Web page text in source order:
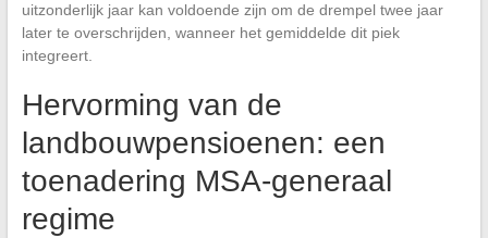
uitzonderlijk jaar kan voldoende zijn om de drempel twee jaar
later te overschrijden, wanneer het gemiddelde dit piek
integreert.
Hervorming van de
landbouwpensioenen: een
toenadering MSA-generaal
regime